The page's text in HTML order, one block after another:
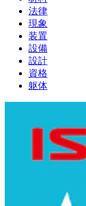
法律
現象
装置
設備
設計
資格
躯体